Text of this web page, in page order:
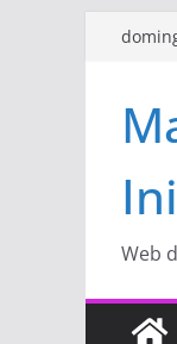
Saltar
Web